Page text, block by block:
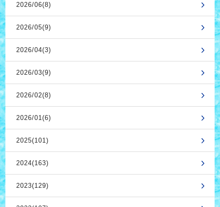
2026/06(8)
2026/05(9)
2026/04(3)
2026/03(9)
2026/02(8)
2026/01(6)
2025(101)
2024(163)
2023(129)